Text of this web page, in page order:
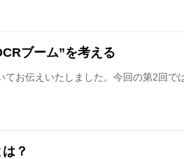
ブーム”を考える
てお伝えいたしました。今回の第2回
？